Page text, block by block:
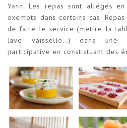
Yann. Les repas sont allégés
exempts dans certains cas.
de faire le service (mettre la
lave vaisselle…) dans une
participative en constistuant des